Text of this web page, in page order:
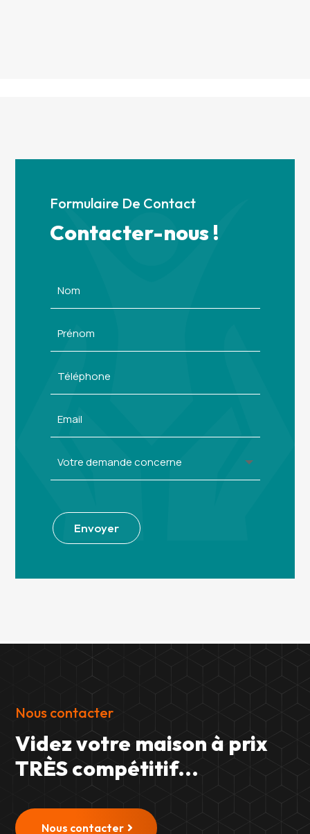
Formulaire De Contact
Contacter-nous !
Envoyer
Nous contacter
Videz votre maison à prix
TRÈS compétitif...
Nous contacter